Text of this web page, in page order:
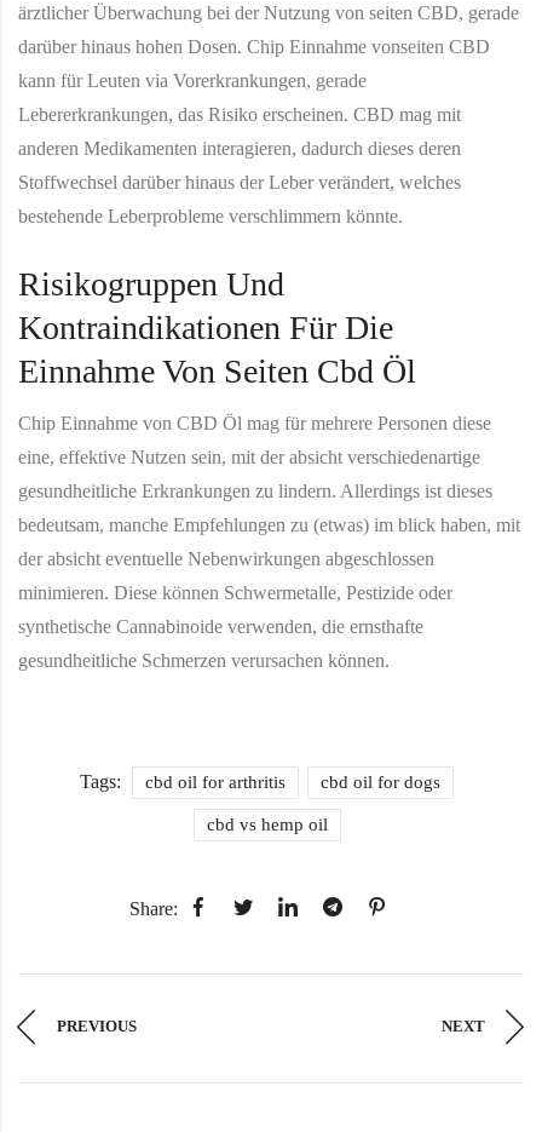
ärztlicher Überwachung bei der Nutzung von seiten CBD, gerade
darüber hinaus hohen Dosen. Chip Einnahme vonseiten CBD
kann für Leuten via Vorerkrankungen, gerade
Lebererkrankungen, das Risiko erscheinen. CBD mag mit
anderen Medikamenten interagieren, dadurch dieses deren
Stoffwechsel darüber hinaus der Leber verändert, welches
bestehende Leberprobleme verschlimmern könnte.
Risikogruppen Und
Kontraindikationen Für Die
Einnahme Von Seiten Cbd Öl
Chip Einnahme von CBD Öl mag für mehrere Personen diese
eine, effektive Nutzen sein, mit der absicht verschiedenartige
gesundheitliche Erkrankungen zu lindern. Allerdings ist dieses
bedeutsam, manche Empfehlungen zu (etwas) im blick haben, mit
der absicht eventuelle Nebenwirkungen abgeschlossen
minimieren. Diese können Schwermetalle, Pestizide oder
synthetische Cannabinoide verwenden, die ernsthafte
gesundheitliche Schmerzen verursachen können.
Tags: cbd oil for arthritis cbd oil for dogs
cbd vs hemp oil
Share:
PREVIOUS NEXT